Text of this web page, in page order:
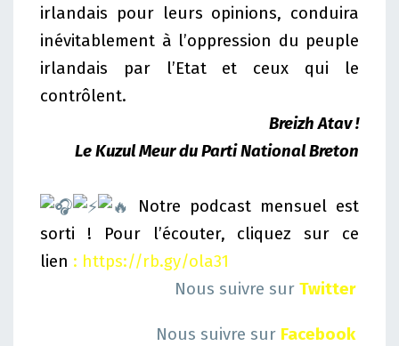
irlandais pour leurs opinions, conduira
inévitablement à l’oppression du peuple
irlandais par l’Etat et ceux qui le
contrôlent.
Breizh Atav !
Le Kuzul Meur du Parti National Breton
Notre podcast mensuel est
sorti ! Pour l’écouter, cliquez sur ce
lien : https://rb.gy/ola31
Nous suivre sur Twitter
Nous suivre sur Facebook